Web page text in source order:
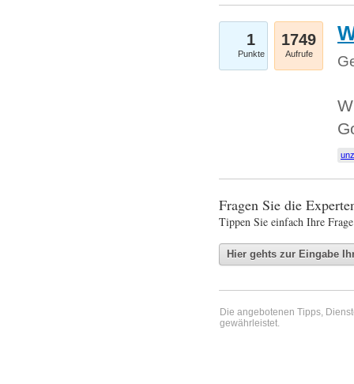
1
Punkte
1749
Aufrufe
Fragen Sie die
Tippen Sie einfach Ihre
Die angebotenen Tipps,
gewährleistet.